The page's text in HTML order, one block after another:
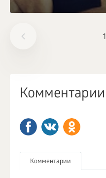
1
Комментарии
Комментарии